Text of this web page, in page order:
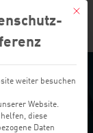
Mit
weiter besuchen
Website.
diese
Daten